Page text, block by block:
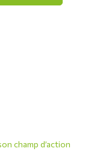
champ d’action